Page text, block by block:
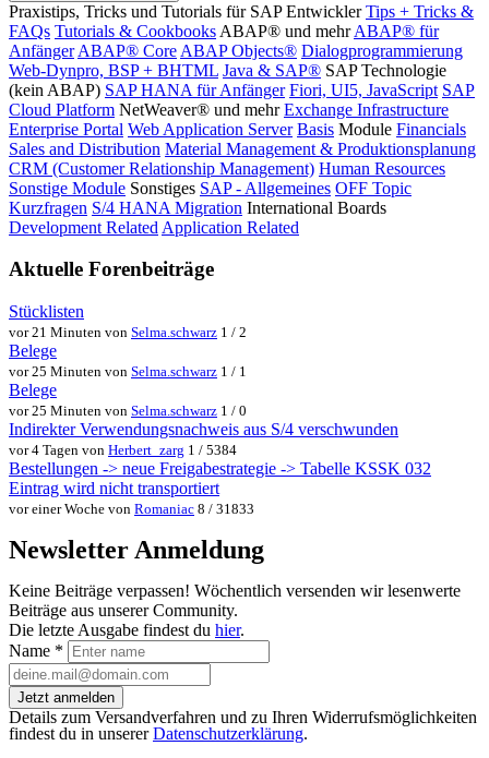
Praxistips, Tricks und Tutorials für SAP Entwickler Tips + Tricks &
FAQs Tutorials & Cookbooks ABAP® und mehr ABAP® für
Anfänger ABAP® Core ABAP Objects® Dialogprogrammierung
Web-Dynpro, BSP + BHTML Java & SAP® SAP Technologie
(kein ABAP) SAP HANA für Anfänger Fiori, UI5, JavaScript SAP
Cloud Platform NetWeaver® und mehr Exchange Infrastructure
Enterprise Portal Web Application Server Basis Module Financials
Sales and Distribution Material Management & Produktionsplanung
CRM (Customer Relationship Management) Human Resources
Sonstige Module Sonstiges SAP - Allgemeines OFF Topic
Kurzfragen S/4 HANA Migration International Boards
Development Related Application Related
Aktuelle Forenbeiträge
Stücklisten
vor 21 Minuten von Selma.schwarz 1 / 2
Belege
vor 25 Minuten von Selma.schwarz 1 / 1
Belege
vor 25 Minuten von Selma.schwarz 1 / 0
Indirekter Verwendungsnachweis aus S/4 verschwunden
vor 4 Tagen von Herbert_zarg 1 / 5384
Bestellungen -> neue Freigabestrategie -> Tabelle KSSK 032
Eintrag wird nicht transportiert
vor einer Woche von Romaniac 8 / 31833
Newsletter Anmeldung
Keine Beiträge verpassen! Wöchentlich versenden wir lesenwerte
Beiträge aus unserer Community.
Die letzte Ausgabe findest du hier.
Name *
Jetzt anmelden
Details zum Versandverfahren und zu Ihren Widerrufsmöglichkeiten
findest du in unsererDatenschutzerklärung.